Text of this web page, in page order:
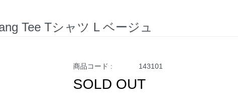
Tee Tシャツ L ベージュ
商品コード : 143101
SOLD OUT